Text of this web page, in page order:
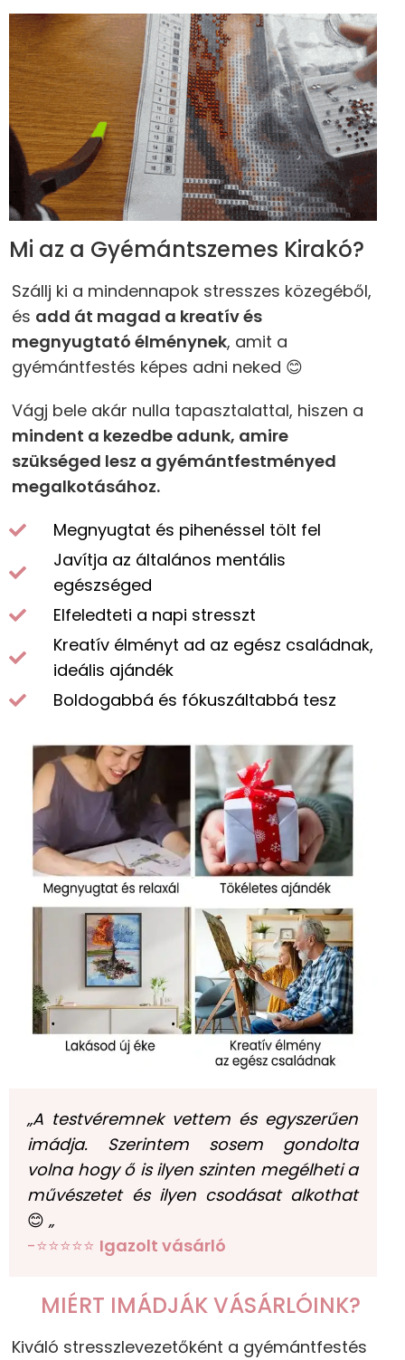
Mi az a Gyémántszemes Kirakó?
Szállj ki a mindennapok stresszes közegéből,
és add át magad a kreatív és
megnyugtató élménynek, amit a
gyémántfestés képes adni neked 😊
Vágj bele akár nulla tapasztalattal, hiszen a
mindent a kezedbe adunk, amire
szükséged lesz a gyémántfestményed
megalkotásához.
Megnyugtat és pihenéssel tölt fel
Javítja az általános mentális
egészséged
Elfeledteti a napi stresszt
Kreatív élményt ad az egész családnak,
ideális ajándék
Boldogabbá és fókuszáltabbá tesz
„A testvéremnek vettem és egyszerűen
imádja. Szerintem sosem gondolta
volna hogy ő is ilyen szinten megélheti a
művészetet és ilyen csodásat alkothat
😊 „
-⭐⭐⭐⭐⭐ Igazolt vásárló
MIÉRT IMÁDJÁK VÁSÁRLÓINK?
Kiváló stresszlevezetőként a gyémántfestés